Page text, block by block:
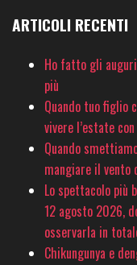
ARTICOLI RECENTI
Ho fatto gli auguri
più
Quando tuo figlio
vivere l’estate
Quando
mangiare il vento
Lo spettacolo più
12 agosto 2026,
osservarla in
Chikungunya e